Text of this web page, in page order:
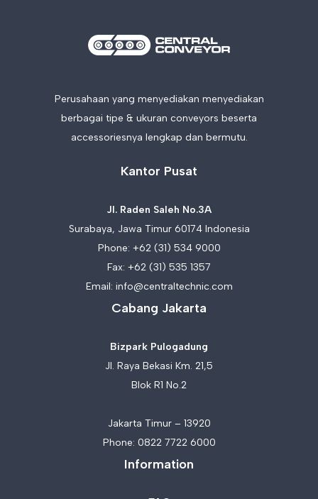
Perusahaan yang menyediakan menyediakan
berbagai tipe & ukuran conveyors beserta
accessoriesnya lengkap dan bermutu.
Kantor Pusat
Jl. Raden Saleh No.3A
Surabaya, Jawa Timur 60174 Indonesia
Phone: +62 (31) 534 9000
Fax: +62 (31) 535 1357
Email: info@centraltechnic.com
Cabang Jakarta
Bizpark Pulogadung
Jl. Raya Bekasi Km. 21,5
Blok R1 No.2
Jakarta Timur – 13920
Phone: 0822 7722 6000
Information